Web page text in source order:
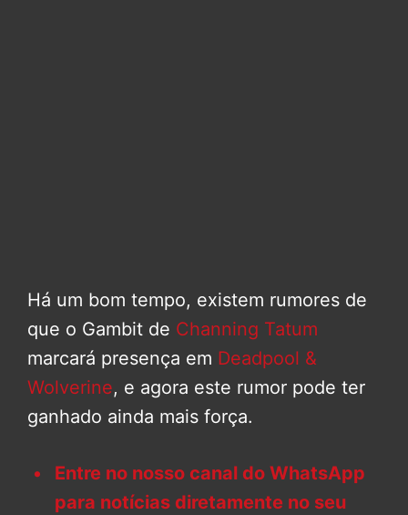
Há um bom tempo, existem rumores de
que o Gambit de Channing Tatum
marcará presença em Deadpool &
Wolverine, e agora este rumor pode ter
ganhado ainda mais força.
Entre no nosso canal do WhatsApp
para notícias diretamente no seu